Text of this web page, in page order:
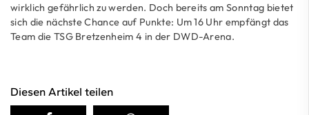
wirklich gefährlich zu werden. Doch bereits am Sonntag bietet
sich die nächste Chance auf Punkte: Um 16 Uhr empfängt das
Team die TSG Bretzenheim 4 in der DWD-Arena.
Diesen Artikel teilen